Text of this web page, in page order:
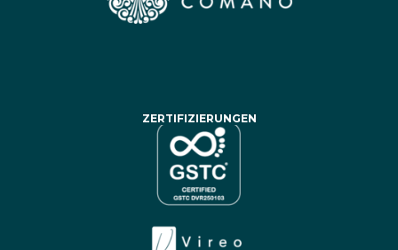
ZERTIFIZIERUNGEN